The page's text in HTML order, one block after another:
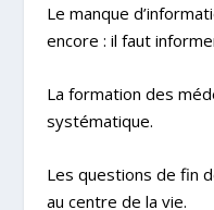
Le manque
encore : il faut
La formation des
systématique.
Les questions de fin
au centre de la vie.